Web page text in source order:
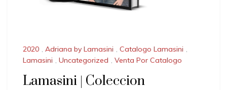
2020 , Adriana by Lamasini , Catalogo Lamasini ,
Lamasini , Uncategorized , Venta Por Catalogo
Lamasini | Coleccion